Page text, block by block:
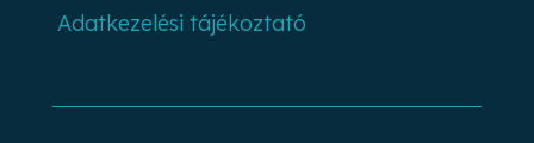
Adatkezelési tájékoztató